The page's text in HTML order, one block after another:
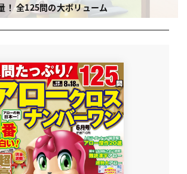
！全125問の大ボリューム